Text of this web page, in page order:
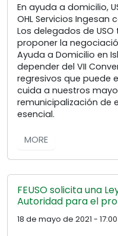
En ayuda a domicilio,
OHL Servicios
Los delegados de
proponer la
Ayuda a Domicilio en
depender del VII
regresivos que puede
cuida a nuestros
remunicipalización de
esencial.
MORE
FEUSO solicita una
Autoridad para el
18 de mayo de 2021 - 17:00